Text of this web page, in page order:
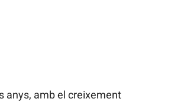
anys, amb el creixement